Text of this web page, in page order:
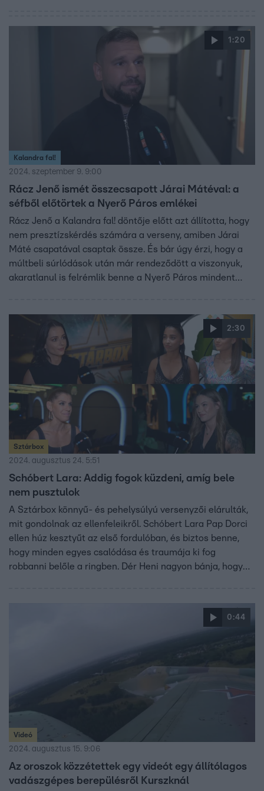
1:20
Kalandra fal!
2024. szeptember 9. 9:00
Rácz Jenő ismét összecsapott Járai Mátéval: a
séfből előtörtek a Nyerő Páros emlékei
Rácz Jenő a Kalandra fal! döntője előtt azt állította, hogy
nem presztízskérdés számára a verseny, amiben Járai
Máté csapatával csaptak össze. És bár úgy érzi, hogy a
múltbeli súrlódások után már rendeződött a viszonyuk,
akaratlanul is felrémlik benne a Nyerő Páros mindent
2:30
Sztárbox
2024. augusztus 24. 5:51
Schóbert Lara: Addig fogok küzdeni, amíg bele
nem pusztulok
A Sztárbox könnyű- és pehelysúlyú versenyzői elárulták,
mit gondolnak az ellenfeleikről. Schóbert Lara Pap Dorci
ellen húz kesztyűt az első fordulóban, és biztos benne,
hogy minden egyes csalódása és traumája ki fog
robbanni belőle a ringben. Dér Heni nagyon bánja, hogy
meggyőződése, hogy meg fogja verni Lolát – aki 35
évesen olyasmire döbbent rá, amire eddig még nem.
0:44
Videó
2024. augusztus 15. 9:06
Az oroszok közzétettek egy videót egy állítólagos
vadászgépes berepülésről Kurszknál